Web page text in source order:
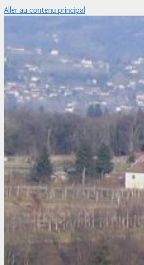
Aller au contenu principal